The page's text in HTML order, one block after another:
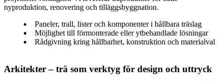
nyproduktion, renovering och tilläggsbyggnation.
Paneler, trall, lister och komponenter i hållbara träslag
Möjlighet till förmonterade eller ytbehandlade lösningar
Rådgivning kring hållbarhet, konstruktion och materialval
Arkitekter – trä som verktyg för design och uttryck